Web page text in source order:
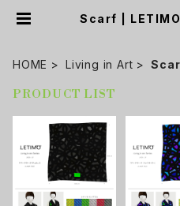
Scarf | LETIMO
HOME Living in Art
PRODUCT LIST